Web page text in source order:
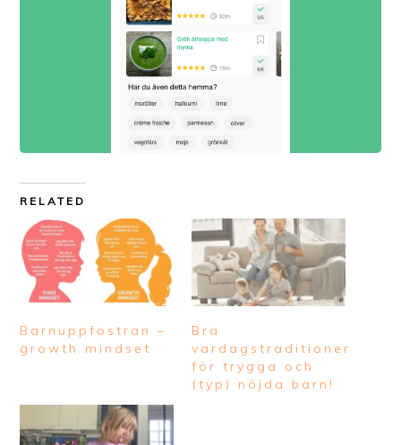
RELATED
Barnuppfostran –
growth mindset
Bra
vardagstraditioner
för trygga och
(typ) nöjda barn!